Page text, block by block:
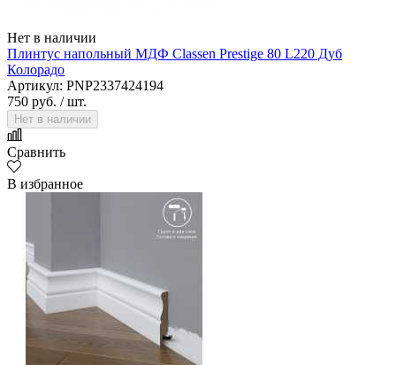
Нет в наличии
Плинтус напольный МДФ Classen Prestige 80 L220 Дуб
Колорадо
Артикул: PNP2337424194
750 руб. / шт.
Нет в наличии
Сравнить
В избранное